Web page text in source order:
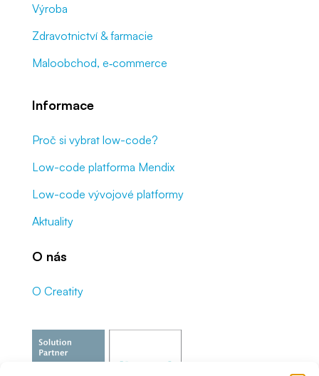
Výroba
Zdravotnictví & farmacie
Maloobchod, e‑commerce
Informace
Proč si vybrat low-code?
Low-code platforma Mendix
Low-code vývojové platformy
Aktuality
O nás
O Creatity